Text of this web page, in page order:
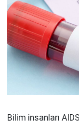
Bilim insanları